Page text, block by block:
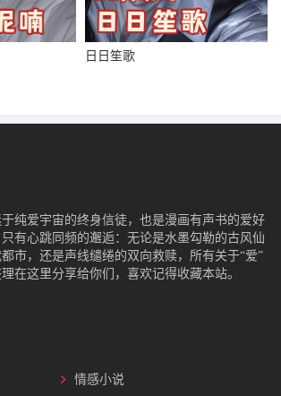
日日笙歌
纯爱宇宙的终身信徒，也是漫画有声书的爱好
有心跳同频的邂逅：无论是水墨勾勒的古风仙
市，还是声线缱绻的双向救赎，所有关于“爱”
在这里分享给你们，喜欢记得收藏本站。
情感小说